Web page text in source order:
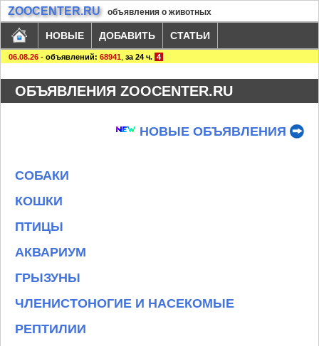
ZOOCENTER.RU объявления о животных
НОВЫЕ ДОБАВИТЬ СТАТЬИ
06.08.26 - объявлений: 68941 за 24 ч. 4
ОБЪЯВЛЕНИЯ ZOOCENTER.RU
НОВЫЕ ОБЪЯВЛЕНИЯ
СОБАКИ
КОШКИ
ПТИЦЫ
АКВАРИУМ
ГРЫЗУНЫ
ЧЛЕНИСТОНОГИЕ И НАСЕКОМЫЕ
РЕПТИЛИИ